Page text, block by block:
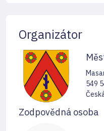
Organizátor
549
Zodpovědná osoba